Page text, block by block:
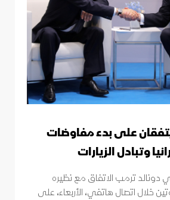
على بدء مفاوضات
وتبادل الزيارات
دونالد ترمب الاتفاق مع نظيره
خلال اتصال هاتفي، الأربعاء، على